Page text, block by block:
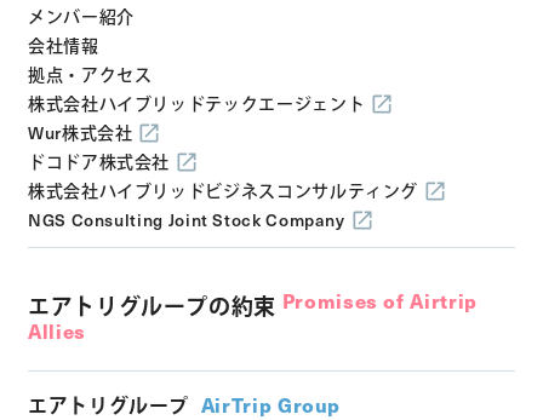
メンバー紹介
会社情報
拠点・アクセス
株式会社ハイブリッドテックエージェント
Wur株式会社
ドコドア株式会社
株式会社ハイブリッドビジネスコンサルティング
NGS Consulting Joint Stock Company
エアトリグループの約束 Promises of Airtrip
Allies
エアトリグループ AirTrip Group